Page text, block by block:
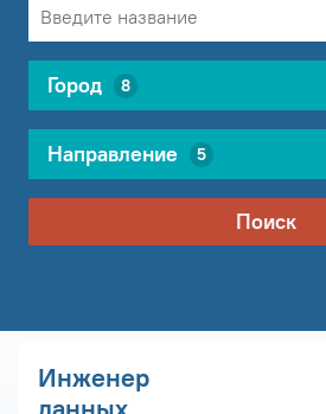
Город 8
Направление 5
Поиск
Инженер